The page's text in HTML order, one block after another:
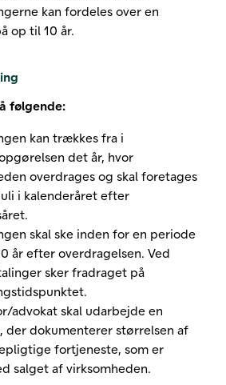
kan fordeles over en
op til 10 år.
følgende:
kan trækkes fra i
det år, hvor
overdrages og skal foretages
i kalenderåret efter
skal ske inden for en periode
år efter overdragelsen. Ved
sker fradraget på
advokat skal udarbejde en
der dokumenterer størrelsen af
fortjeneste, som er
salget af virksomheden.